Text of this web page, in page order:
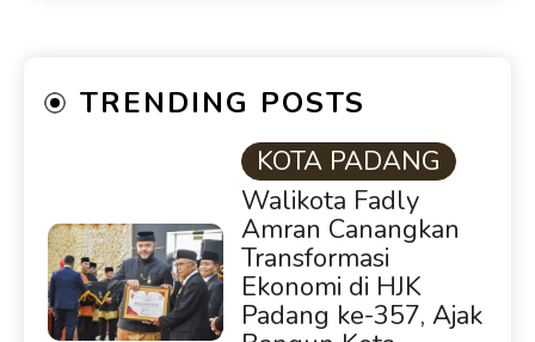
TRENDING POSTS
KOTA PADANG
Walikota Fadly
Amran Canangkan
Transformasi
Ekonomi di HJK
Padang ke-357, Ajak